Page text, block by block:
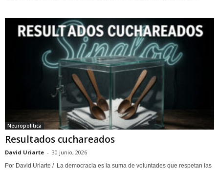
Neuropolítica
Resultados cuchareados
David Uriarte - 30 junio, 2026
Por David Uriarte / La democracia es la suma de voluntades que respetan las